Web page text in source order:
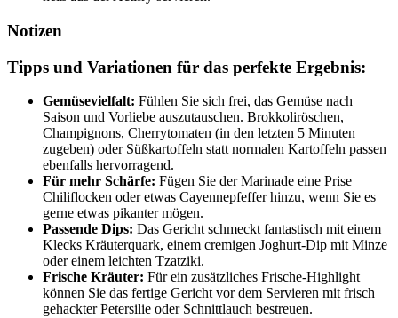
Notizen
Tipps und Variationen für das perfekte Ergebnis:
Gemüsevielfalt: Fühlen Sie sich frei, das Gemüse nach
Saison und Vorliebe auszutauschen. Brokkoliröschen,
Champignons, Cherrytomaten (in den letzten 5 Minuten
zugeben) oder Süßkartoffeln statt normalen Kartoffeln passen
ebenfalls hervorragend.
Für mehr Schärfe: Fügen Sie der Marinade eine Prise
Chiliflocken oder etwas Cayennepfeffer hinzu, wenn Sie es
gerne etwas pikanter mögen.
Passende Dips: Das Gericht schmeckt fantastisch mit einem
Klecks Kräuterquark, einem cremigen Joghurt-Dip mit Minze
oder einem leichten Tzatziki.
Frische Kräuter: Für ein zusätzliches Frische-Highlight
können Sie das fertige Gericht vor dem Servieren mit frisch
gehackter Petersilie oder Schnittlauch bestreuen.